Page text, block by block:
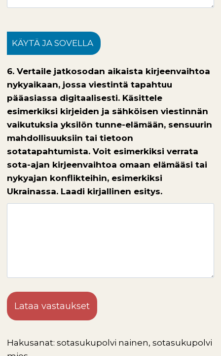
KÄYTÄ JA SOVELLA
6. Vertaile jatkosodan aikaista kirjeenvaihtoa
nykyaikaan, jossa viestintä tapahtuu
pääasiassa digitaalisesti. Käsittele
esimerkiksi kirjeiden ja sähköisen viestinnän
vaikutuksia yksilön tunne-elämään, sensuurin
mahdollisuuksiin tai tietoon
sotatapahtumista. Voit esimerkiksi verrata
sota-ajan kirjeenvaihtoa omaan elämääsi tai
nykyajan konflikteihin, esimerkiksi
Ukrainassa. Laadi kirjallinen esitys.
Lataa vastaukset
Hakusanat: sotasukupolvi nainen, sotasukupolvi